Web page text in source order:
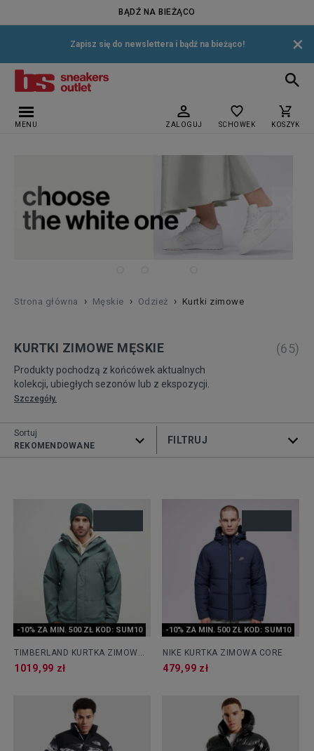
BĄDŹ NA BIEŻĄCO
Zapisz się do newslettera i bądź na bieżąco! ×
MENU ZALOGUJ SCHOWEK KOSZYK
Strona główna › Męskie › Odzież › Kurtki zimowe
KURTKI ZIMOWE MĘSKIE
Produkty pochodzą z końcówek aktualnych
kolekcji, ubiegłych sezonów lub z ekspozycji.
Szczegóły.
(65)
ROZWIŃ FILTRY
Sortuj
REKOMENDOWANE
-10% ZA MIN. 500 ZŁ KOD: SUM10
TIMBERLAND KURTKA ZIMOWA
WINNICK WP 3IN1 JACKET
1019,99 zł
-10% ZA MIN. 500 ZŁ KOD: SUM10
NIKE KURTKA ZIMOWA CORE
479,99 zł